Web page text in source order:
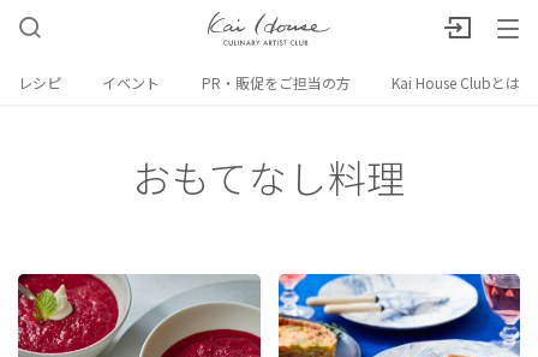
レシピ イベント PR・販促をご担当の方 Kai House Clubとは
おもてなし料理